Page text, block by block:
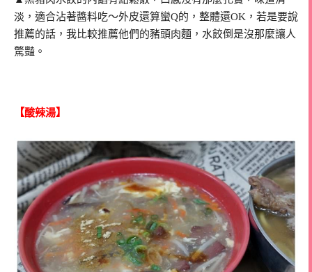
淡，適合沾著醬料吃～外皮還算蠻Q的，整體還OK，若是要說
推薦的話，我比較推薦他們的豬頭肉麵，水餃倒是沒那麼讓人
驚豔。
【酸辣湯】